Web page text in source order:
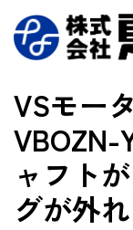
VSモー
VBOZN-
ャフト
グが外